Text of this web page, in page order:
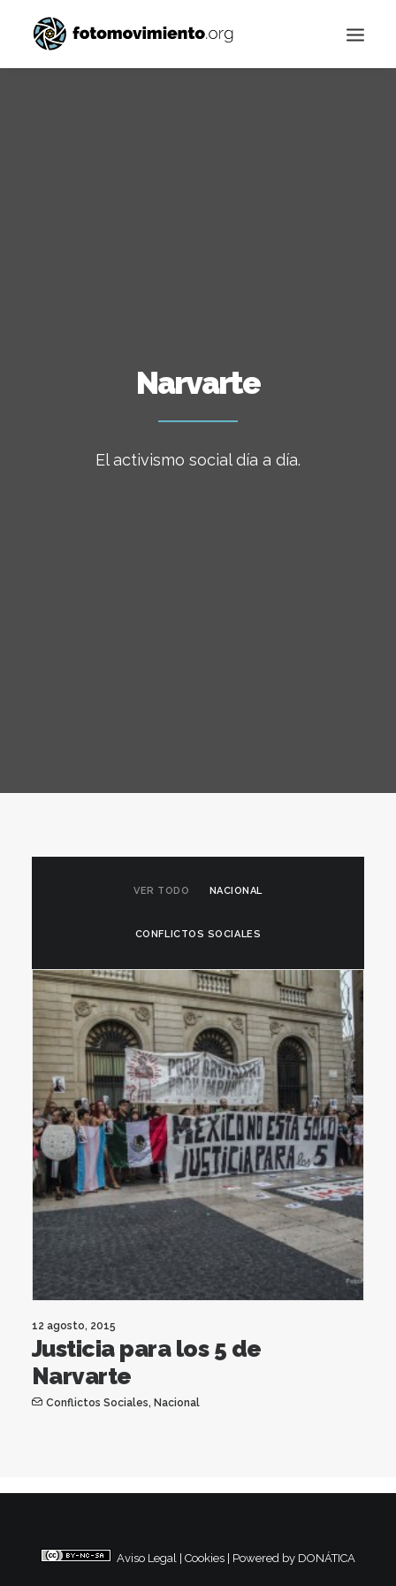
Narvarte
El activismo social día a día.
VER TODO NACIONAL
CONFLICTOS SOCIALES
12 agosto, 2015
Justicia para los 5 de
Narvarte
Conflictos Sociales, Nacional
Aviso Legal Cookies Powered by DONÁTICA